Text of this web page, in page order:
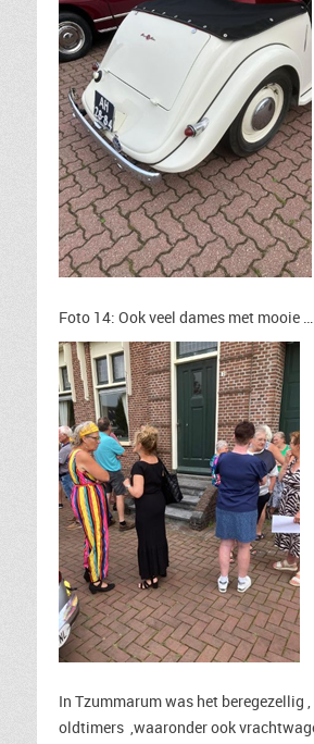
Foto 14: Ook veel dames met mooie …..
In Tzummarum was het beregezellig
oldtimers ,waaronder ook